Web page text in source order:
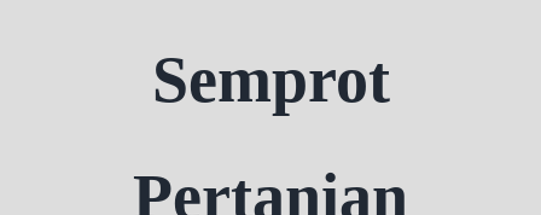
Semprot
Pertanian